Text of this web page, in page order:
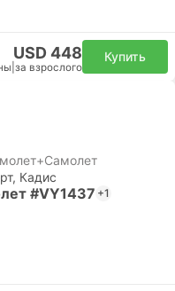
USD 448
за взрослого
Купить
Кадис
#VY1437 +1